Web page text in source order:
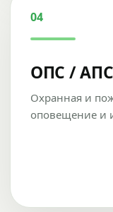
04
ОПС / АПС
Охранная и
оповещение и